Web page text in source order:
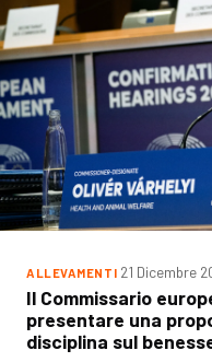
ALLEVAMENTI 21 Dicembre
Il Commissario
presentare una
disciplina sul